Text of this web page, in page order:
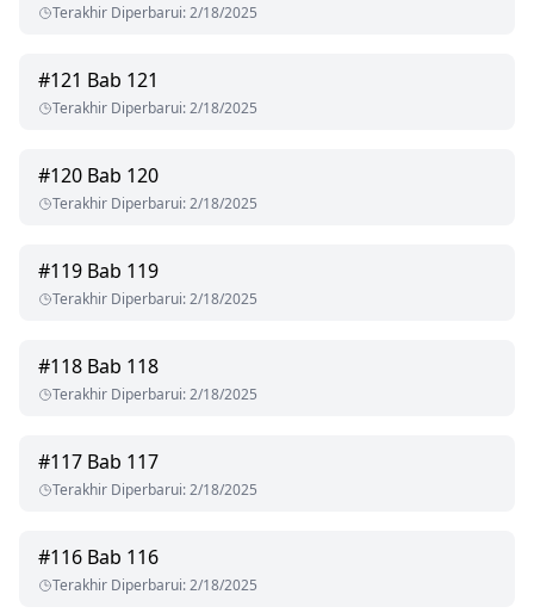
Terakhir Diperbarui:2/18/2025
#121 Bab 121
Terakhir Diperbarui:2/18/2025
#120 Bab 120
Terakhir Diperbarui:2/18/2025
#119 Bab 119
Terakhir Diperbarui:2/18/2025
#118 Bab 118
Terakhir Diperbarui:2/18/2025
#117 Bab 117
Terakhir Diperbarui:2/18/2025
#116 Bab 116
Terakhir Diperbarui:2/18/2025